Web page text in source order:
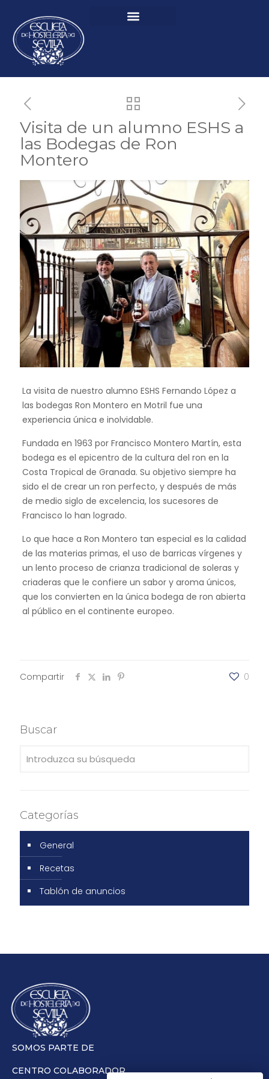
Visita de un alumno ESHS a
las Bodegas de Ron
Montero
La visita de nuestro alumno ESHS Fernando López a
las bodegas Ron Montero en Motril fue una
experiencia única e inolvidable.
Fundada en 1963 por Francisco Montero Martín, esta
bodega es el epicentro de la cultura del ron en la
Costa Tropical de Granada. Su objetivo siempre ha
sido el de crear un ron perfecto, y después de más
de medio siglo de excelencia, los sucesores de
Francisco lo han logrado.
Lo que hace a Ron Montero tan especial es la calidad
de las materias primas, el uso de barricas vírgenes y
un lento proceso de crianza tradicional de soleras y
criaderas que le confiere un sabor y aroma únicos,
que los convierten en la única bodega de ron abierta
al público en el continente europeo.
Compartir 0
Buscar
Categorías
General
Recetas
Tablón de anuncios
SOMOS PARTE DE
CENTRO COLABORADOR